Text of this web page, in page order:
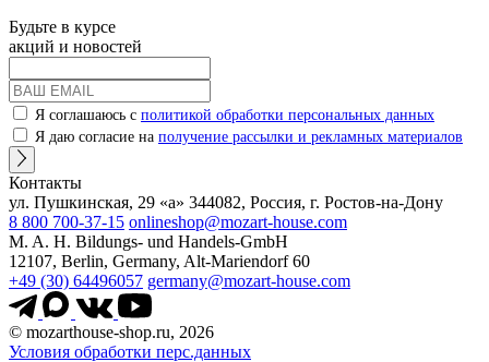
Будьте в курсе
акций и новостей
Я соглашаюсь с политикой обработки персональных данных
Я даю согласие на получение рассылки и рекламных материалов
Контакты
ул. Пушкинская, 29 «а» 344082, Россия, г. Ростов-на-Дону
8 800 700-37-15 onlineshop@mozart-house.com
M. A. H. Bildungs- und Handels-GmbH
12107, Berlin, Germany, Alt-Mariendorf 60
+49 (30) 64496057 germany@mozart-house.com
© mozarthouse-shop.ru, 2026
Условия обработки перс.данных